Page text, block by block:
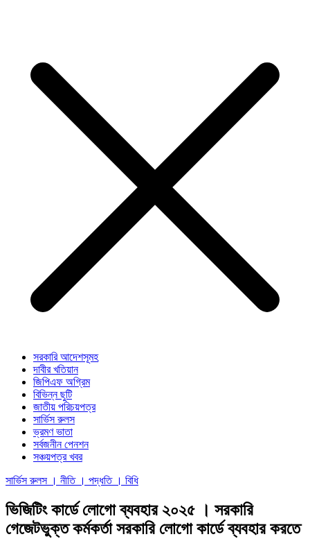
সরকারি আদেশসূমহ
দাবীর খতিয়ান
জিপিএফ অগ্রিম
বিভিন্ন ছুটি
জাতীয় পরিচয়পত্র
সার্ভিস রুলস
ভ্রমণ ভাতা
সর্বজনীন পেনশন
সঞ্চয়পত্র খবর
সার্ভিস রুলস । নীতি । পদ্ধতি । বিধি
ভিজিটিং কার্ডে লোগো ব্যবহার ২০২৫ । সরকারি
গেজেটভুক্ত কর্মকর্তা সরকারি লোগো কার্ডে ব্যবহার করতে